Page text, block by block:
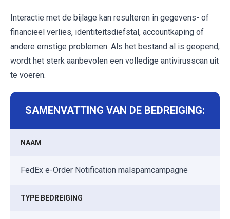
Interactie met de bijlage kan resulteren in gegevens- of
financieel verlies, identiteitsdiefstal, accountkaping of
andere ernstige problemen. Als het bestand al is geopend,
wordt het sterk aanbevolen een volledige antivirusscan uit
te voeren.
SAMENVATTING VAN DE BEDREIGING:
NAAM
FedEx e-Order Notification malspamcampagne
TYPE BEDREIGING